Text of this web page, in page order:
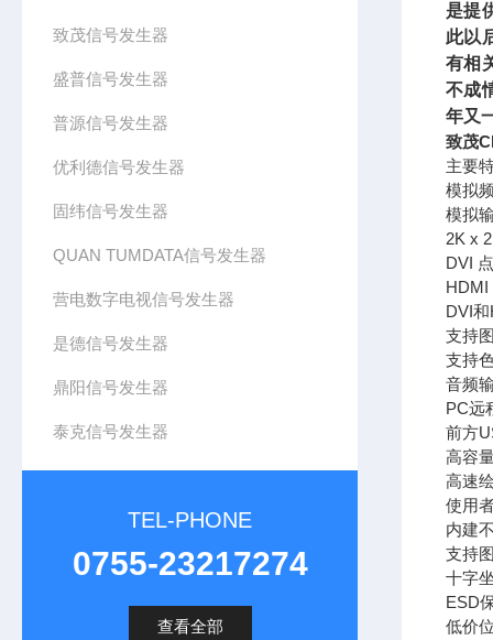
致茂信号发生器
盛普信号发生器
普源信号发生器
优利德信号发生器
固纬信号发生器
QUAN TUMDATA信号发生器
营电数字电视信号发生器
是德信号发生器
鼎阳信号发生器
泰克信号发生器
TEL-PHONE
0755-23217274
查看全部
是提
此以
有相
不成
年又
致茂
主要
模拟
模拟
2K x
DVI
HDMI
DVI
支持
支持
音频
PC远
前方
高容
高速
使用
内建
支持
十字
ESD
低价